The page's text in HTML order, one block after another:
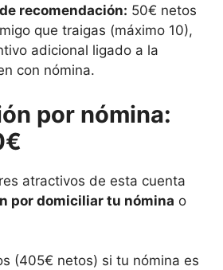
recomendación: 50€ netos
que traigas (máximo 10),
adicional ligado a la
con nómina.
por nómina:
atractivos de esta cuenta
por domiciliar tu nómina o
(405€ netos) si tu nómina es